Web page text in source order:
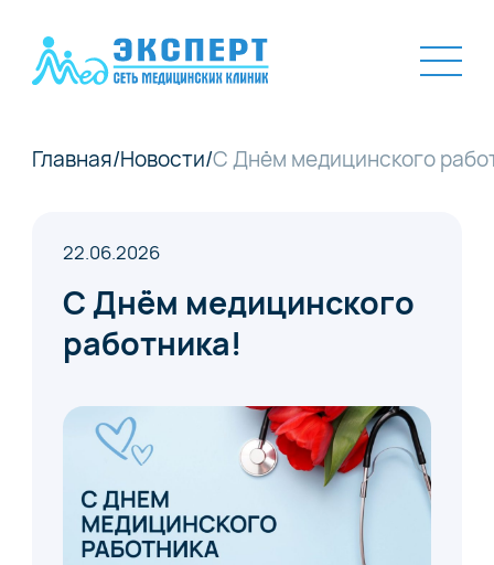
Главная/Новости/С Днём медицинского
22.06.2026
С Днём медицинского
работника!